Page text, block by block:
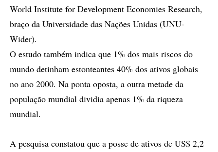
World Institute for Development Economies Research,
braço da Universidade das Nações Unidas (UNU-
Wider).
O estudo também indica que 1% dos mais riscos do
mundo detinham estonteantes 40% dos ativos globais
no ano 2000. Na ponta oposta, a outra metade da
população mundial dividia apenas 1% da riqueza
mundial.
A pesquisa constatou que a posse de ativos de US$ 2,2